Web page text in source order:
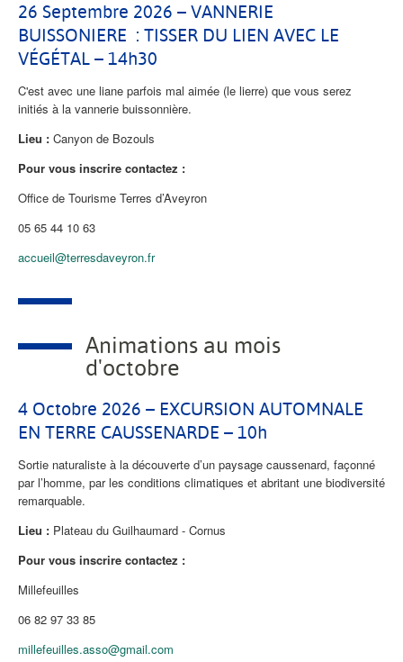
26 Septembre 2026 – VANNERIE
BUISSONIERE : TISSER DU LIEN AVEC LE
VÉGÉTAL – 14h30
C'est avec une liane parfois mal aimée (le lierre) que vous serez
initiés à la vannerie buissonnière.
Lieu : Canyon de Bozouls
Pour vous inscrire contactez :
Office de Tourisme Terres d’Aveyron
05 65 44 10 63
accueil@terresdaveyron.fr
Animations au mois
d'octobre
4 Octobre 2026 – EXCURSION AUTOMNALE
EN TERRE CAUSSENARDE – 10h
Sortie naturaliste à la découverte d’un paysage caussenard, façonné
par l’homme, par les conditions climatiques et abritant une biodiversité
remarquable.
Lieu : Plateau du Guilhaumard - Cornus
Pour vous inscrire contactez :
Millefeuilles
06 82 97 33 85
millefeuilles.asso@gmail.com